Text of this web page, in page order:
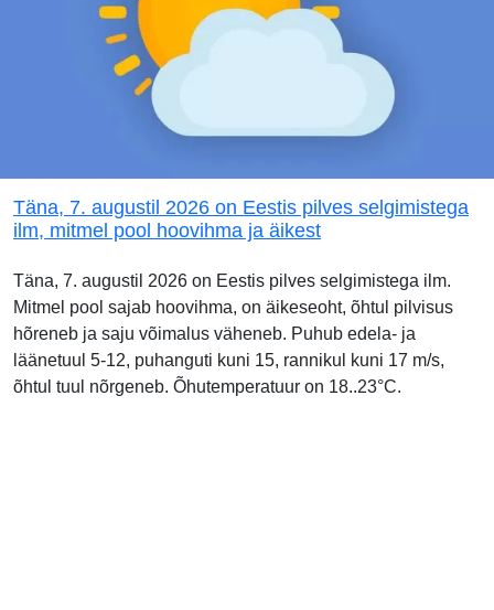
Täna, 7. augustil 2026 on Eestis pilves selgimistega
ilm, mitmel pool hoovihma ja äikest
Täna, 7. augustil 2026 on Eestis pilves selgimistega ilm.
Mitmel pool sajab hoovihma, on äikeseoht, õhtul pilvisus
hõreneb ja saju võimalus väheneb. Puhub edela- ja
läänetuul 5-12, puhanguti kuni 15, rannikul kuni 17 m/s,
õhtul tuul nõrgeneb. Õhutemperatuur on 18..23°C.